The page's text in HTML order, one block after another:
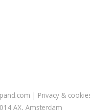
de boxen)
VvE | Privacy &
AX, Amsterdam